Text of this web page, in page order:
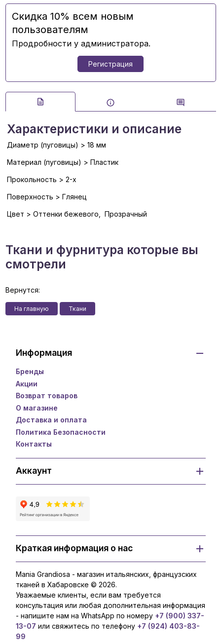
Скидка 10% всем новым
пользователям
Продробности у администратора.
Регистрация
Характеристики и описание
Диаметр (пуговицы) > 18 мм
Материал (пуговицы) > Пластик
Прокольность > 2-х
Поверхность > Глянец
Цвет > Оттенки бежевого, Прозрачный
Ткани и фурнитура которые вы
смотрели
Вернутся:
На главную Ткани
Информация
Бренды
Акции
Возврат товаров
О магазине
Доставка и оплата
Политика Безопасности
Контакты
Аккаунт
Краткая информация о нас
Mania Grandiosa - магазин итальянских, французских
тканей в Хабаровске © 2026.
Уважаемые клиенты, если вам требуется
консультация или любая дополнительная информация
- напишите нам на WhatsApp по номеру +7 (900) 337-
13-07 или свяжитесь по телефону +7 (924) 403-83-
99